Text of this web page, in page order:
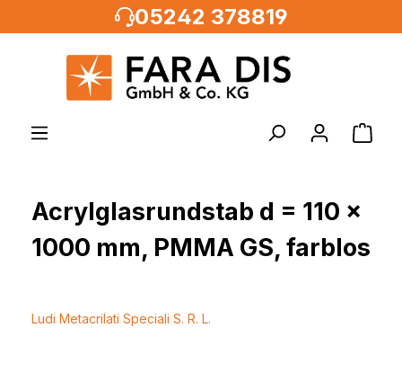
05242 378819
Acrylglasrundstab d = 110 x
1000 mm, PMMA GS, farblos
Ludi Metacrilati Speciali S. R. L.